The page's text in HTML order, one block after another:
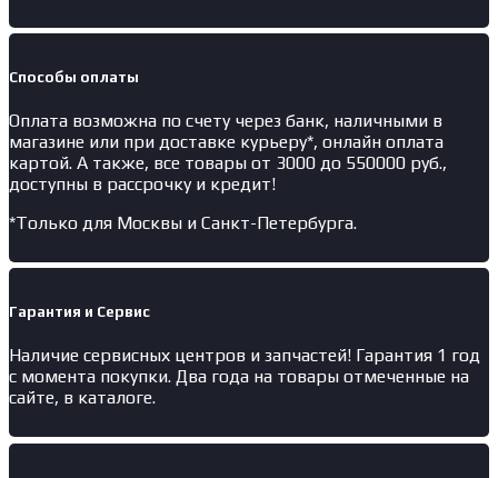
Способы оплаты
Оплата возможна по счету через банк, наличными в
магазине или при доставке курьеру*, онлайн оплата
картой. А также, все товары от 3000 до 550000 руб.,
доступны в рассрочку и кредит!
*Только для Москвы и Санкт-Петербурга.
Гарантия и Сервис
Наличие сервисных центров и запчастей! Гарантия 1 год
с момента покупки. Два года на товары отмеченные на
сайте, в каталоге.